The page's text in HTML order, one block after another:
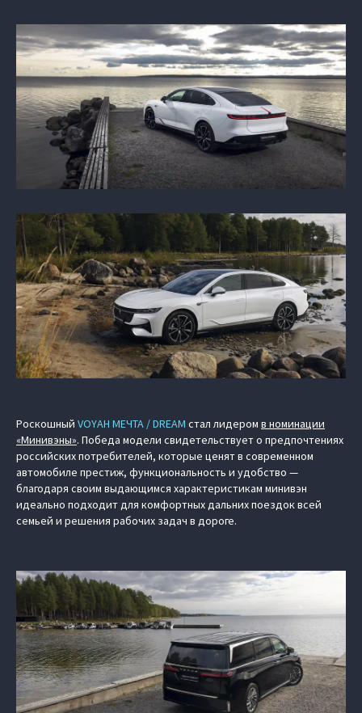
Роскошный VOYAH МЕЧТА / DREAM стал лидером в номинации
«Минивэны». Победа модели свидетельствует о предпочтениях
российских потребителей, которые ценят в современном
автомобиле престиж, функциональность и удобство —
благодаря своим выдающимся характеристикам минивэн
идеально подходит для комфортных дальних поездок всей
семьей и решения рабочих задач в дороге.